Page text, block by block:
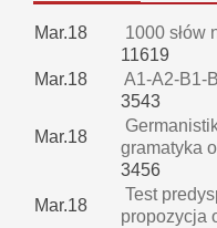
Mar.18
1000 słów
11619
Mar.18
A1-A2-B1-
3543
Mar.18
gramatyka
3456
Mar.18
Test
propozycja